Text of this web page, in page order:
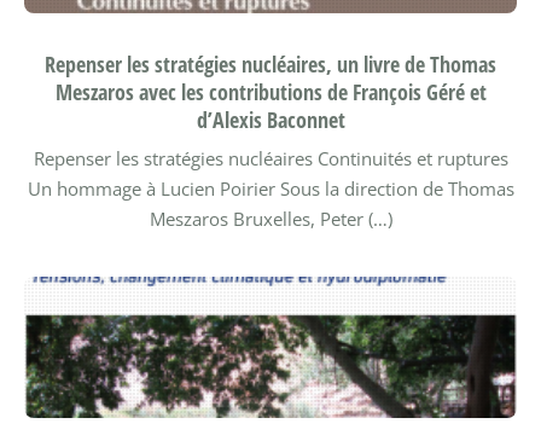
Repenser les stratégies nucléaires, un livre de Thomas
Meszaros avec les contributions de François Géré et
d’Alexis Baconnet
Repenser les stratégies nucléaires Continuités et ruptures
Un hommage à Lucien Poirier Sous la direction de Thomas
Meszaros Bruxelles, Peter (…)